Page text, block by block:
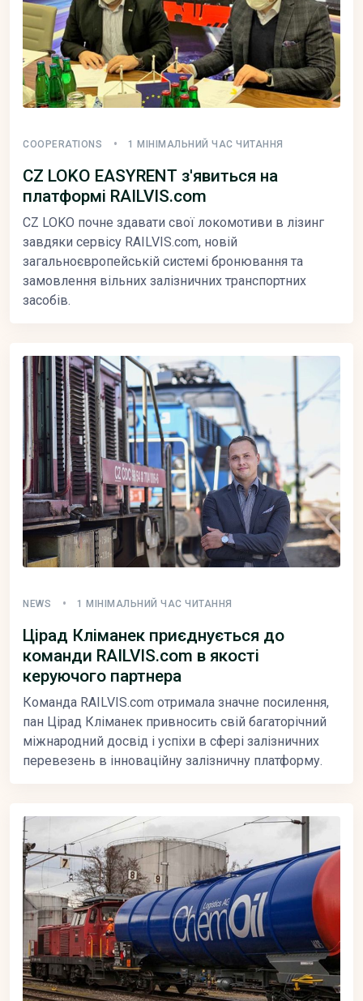
COOPERATIONS 1 МІНІМАЛЬНИЙ ЧАС ЧИТАННЯ
CZ LOKO EASYRENT з'явиться на
платформі RAILVIS.com
CZ LOKO почне здавати свої локомотиви в лізинг
завдяки сервісу RAILVIS.com, новій
загальноєвропейській системі бронювання та
замовлення вільних залізничних транспортних
засобів.
NEWS 1 МІНІМАЛЬНИЙ ЧАС ЧИТАННЯ
Цірад Кліманек приєднується до
команди RAILVIS.com в якості
керуючого партнера
Команда RAILVIS.com отримала значне посилення,
пан Цірад Кліманек привносить свій багаторічний
міжнародний досвід і успіхи в сфері залізничних
перевезень в інноваційну залізничну платформу.